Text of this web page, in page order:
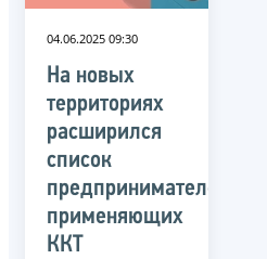
04.06.2025 09:30
На новых
территориях
расширился
список
предпринимателей,
применяющих
ККТ